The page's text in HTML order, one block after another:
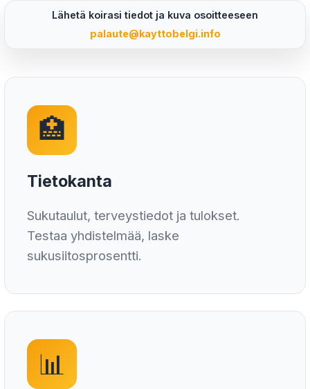
Lähetä koirasi tiedot ja kuva osoitteeseen
palaute@kayttobelgi.info
🏥
Tietokanta
Sukutaulut, terveystiedot ja tulokset.
Testaa yhdistelmää, laske
sukusiitosprosentti.
📊